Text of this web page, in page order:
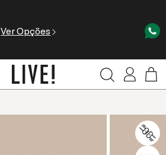
Ver Opções